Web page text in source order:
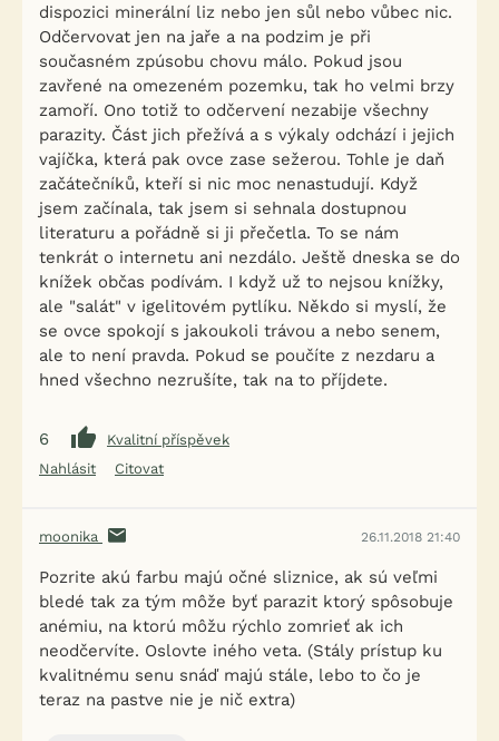
dispozici minerální liz nebo jen sůl nebo vůbec nic.
Odčervovat jen na jaře a na podzim je při
současném zpúsobu chovu málo. Pokud jsou
zavřené na omezeném pozemku, tak ho velmi brzy
zamoří. Ono totiž to odčervení nezabije všechny
parazity. Část jich přežívá a s výkaly odchází i jejich
vajíčka, která pak ovce zase sežerou. Tohle je daň
začátečníků, kteří si nic moc nenastudují. Když
jsem začínala, tak jsem si sehnala dostupnou
literaturu a pořádně si ji přečetla. To se nám
tenkrát o internetu ani nezdálo. Ještě dneska se do
knížek občas podívám. I když už to nejsou knížky,
ale "salát" v igelitovém pytlíku. Někdo si myslí, že
se ovce spokojí s jakoukoli trávou a nebo senem,
ale to není pravda. Pokud se poučíte z nezdaru a
hned všechno nezrušíte, tak na to příjdete.
6
Kvalitní příspěvek
Nahlásit
Citovat
moonika 26.11.2018 21:40
Pozrite akú farbu majú očné sliznice, ak sú veľmi
bledé tak za tým môže byť parazit ktorý spôsobuje
anémiu, na ktorú môžu rýchlo zomrieť ak ich
neodčervíte. Oslovte iného veta. (Stály prístup ku
kvalitnému senu snáď majú stále, lebo to čo je
teraz na pastve nie je nič extra)